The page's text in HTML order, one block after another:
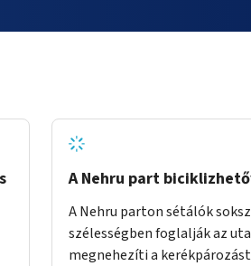
A Nehru part
A Nehru parton sétálók
szélességben foglalják az
megnehezíti a